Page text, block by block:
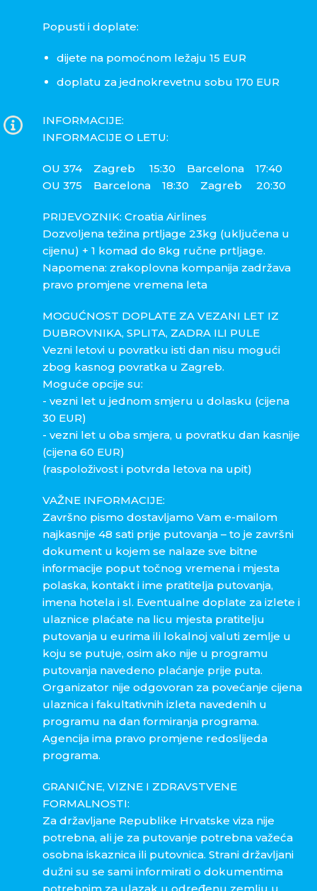
Popusti i doplate:
dijete na pomoćnom ležaju 15 EUR
doplatu za jednokrevetnu sobu 170 EUR
INFORMACIJE:
INFORMACIJE O LETU:
OU 374 Zagreb 15:30 Barcelona 17:40
OU 375 Barcelona 18:30 Zagreb 20:30
PRIJEVOZNIK: Croatia Airlines
Dozvoljena težina prtljage 23kg (uključena u
cijenu) + 1 komad do 8kg ručne prtljage.
Napomena: zrakoplovna kompanija zadržava
pravo promjene vremena leta
MOGUĆNOST DOPLATE ZA VEZANI LET IZ
DUBROVNIKA, SPLITA, ZADRA ILI PULE
Vezni letovi u povratku isti dan nisu mogući
zbog kasnog povratka u Zagreb.
Moguće opcije su:
- vezni let u jednom smjeru u dolasku (cijena
30 EUR)
- vezni let u oba smjera, u povratku dan kasnije
(cijena 60 EUR)
(raspoloživost i potvrda letova na upit)
VAŽNE INFORMACIJE:
Završno pismo dostavljamo Vam e-mailom
najkasnije 48 sati prije putovanja – to je završni
dokument u kojem se nalaze sve bitne
informacije poput točnog vremena i mjesta
polaska, kontakt i ime pratitelja putovanja,
imena hotela i sl. Eventualne doplate za izlete i
ulaznice plaćate na licu mjesta pratitelju
putovanja u eurima ili lokalnoj valuti zemlje u
koju se putuje, osim ako nije u programu
putovanja navedeno plaćanje prije puta.
Organizator nije odgovoran za povećanje cijena
ulaznica i fakultativnih izleta navedenih u
programu na dan formiranja programa.
Agencija ima pravo promjene redoslijeda
programa.
GRANIČNE, VIZNE I ZDRAVSTVENE
FORMALNOSTI:
Za državljane Republike Hrvatske viza nije
potrebna, ali je za putovanje potrebna važeća
osobna iskaznica ili putovnica. Strani državljani
dužni su se sami informirati o dokumentima